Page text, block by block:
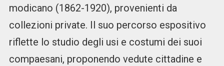
modicano (1862-1920), provenienti da
collezioni private. Il suo percorso espositivo
riflette lo studio degli usi e costumi dei suoi
compaesani, proponendo vedute cittadine e